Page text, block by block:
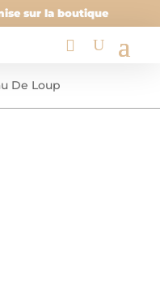
sur la boutique
De Loup